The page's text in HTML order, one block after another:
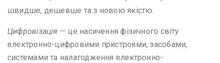
швидше, дешевше та з новою якістю.
Цифровізація — це насичення фізичного світу
електронно-цифровими пристроями, засобами,
системами та налагодження електронно-